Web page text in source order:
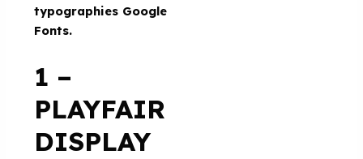
typographies Google
Fonts.
1 –
PLAYFAIR
DISPLAY